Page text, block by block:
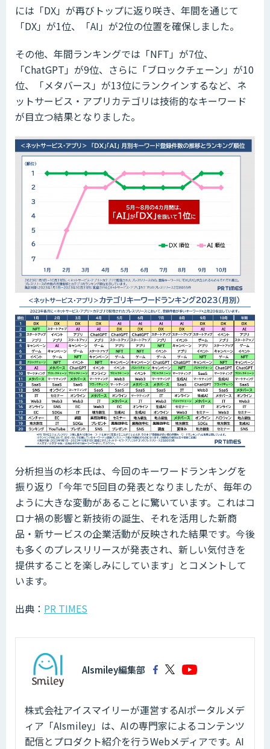
には「DX」が再びトップに返り咲き、年間を通じて
「DX」が1位、「AI」が2位の位置を確保しました。
その他、年間ランキングでは「NFT」が7位、
「ChatGPT」が9位、さらに「ブロックチェーン」が10
位、「メタバース」が13位にランクインするなど、ネ
ットサービス・アプリカテゴリは技術的なキーワード
が目立つ結果となりました。
分析担当の杉本氏は、今回のキーワードランキングを
振り返り「今年で5回目の発表となりましたが、毎年の
ように大きな変動があることに驚いています。これはコ
ロナ禍の影響と新技術の誕生、それを活用した新商
品・新サービスの企業活動が反映された結果です。今後
も多くのプレスリリースが発表され、新しい気付きを
提供することを楽しみにしています」とコメントして
います。
出典： PR TIMES
AIsmiley編集部
株式会社アイスマイリーが運営するAIポータルメデ
ィア「AIsmiley」は、AIの専門家によるコンテンツ
配信とプロダクト紹介を行うWebメディアです。AI